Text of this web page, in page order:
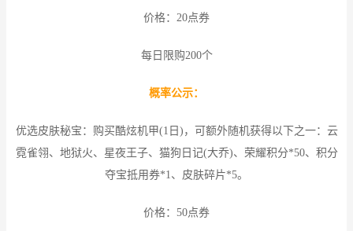
价格：20点券
每日限购200个
概率公示：
优选皮肤秘宝：购买酷炫机甲(1日)，可额外随机获得以下之一：云
霓雀翎、地狱火、星夜王子、猫狗日记(大乔)、荣耀积分*50、积分
夺宝抵用券*1、皮肤碎片*5。
价格：50点券